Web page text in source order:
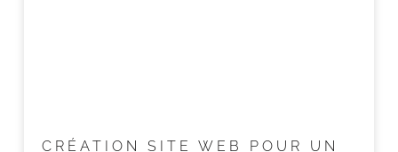
CRÉATION SITE WEB POUR UN